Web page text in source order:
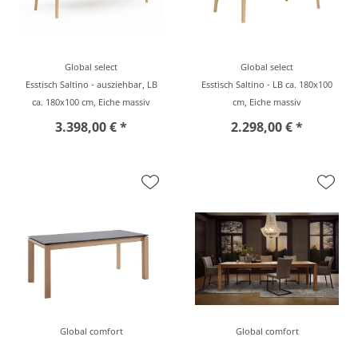
Global select
Esstisch Saltino - ausziehbar, LB
ca. 180x100 cm, Eiche massiv
3.398,00 € *
Global select
Esstisch Saltino - LB ca. 180x100
cm, Eiche massiv
2.298,00 € *
Global comfort
Global comfort